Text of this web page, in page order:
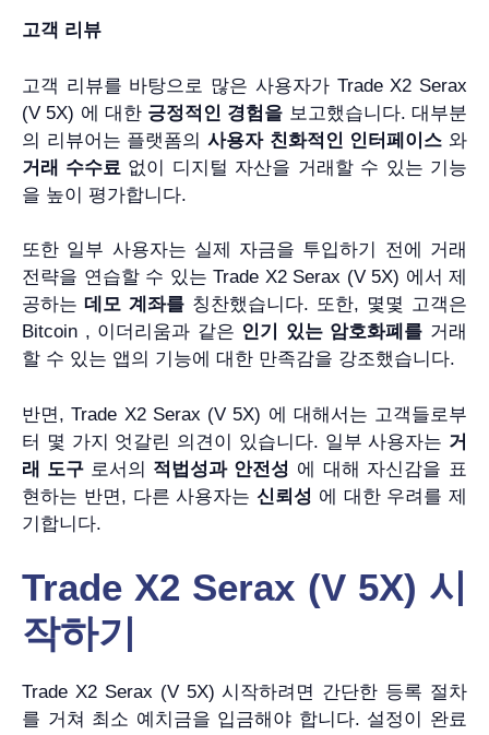
고객 리뷰
고객 리뷰를 바탕으로 많은 사용자가 Trade X2 Serax
(V 5X) 에 대한 긍정적인 경험을 보고했습니다. 대부분
의 리뷰어는 플랫폼의 사용자 친화적인 인터페이스 와
거래 수수료 없이 디지털 자산을 거래할 수 있는 기능
을 높이 평가합니다.
또한 일부 사용자는 실제 자금을 투입하기 전에 거래
전략을 연습할 수 있는 Trade X2 Serax (V 5X) 에서 제
공하는 데모 계좌를 칭찬했습니다. 또한, 몇몇 고객은
Bitcoin , 이더리움과 같은 인기 있는 암호화폐를 거래
할 수 있는 앱의 기능에 대한 만족감을 강조했습니다.
반면, Trade X2 Serax (V 5X) 에 대해서는 고객들로부
터 몇 가지 엇갈린 의견이 있습니다. 일부 사용자는 거
래 도구 로서의 적법성과 안전성 에 대해 자신감을 표
현하는 반면, 다른 사용자는 신뢰성 에 대한 우려를 제
기합니다.
Trade X2 Serax (V 5X) 시
작하기
Trade X2 Serax (V 5X) 시작하려면 간단한 등록 절차
를 거쳐 최소 예치금을 입금해야 합니다. 설정이 완료